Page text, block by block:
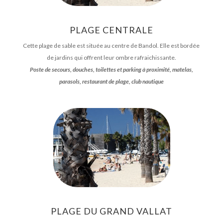
PLAGE CENTRALE
Cette plage de sable est située au centre de Bandol. Elle est bordée
de jardins qui offrent leur ombre rafraichissante.
Poste de secours, douches, toilettes et parking à proximité, matelas,
parasols, restaurant de plage, club nautique
PLAGE DU GRAND VALLAT